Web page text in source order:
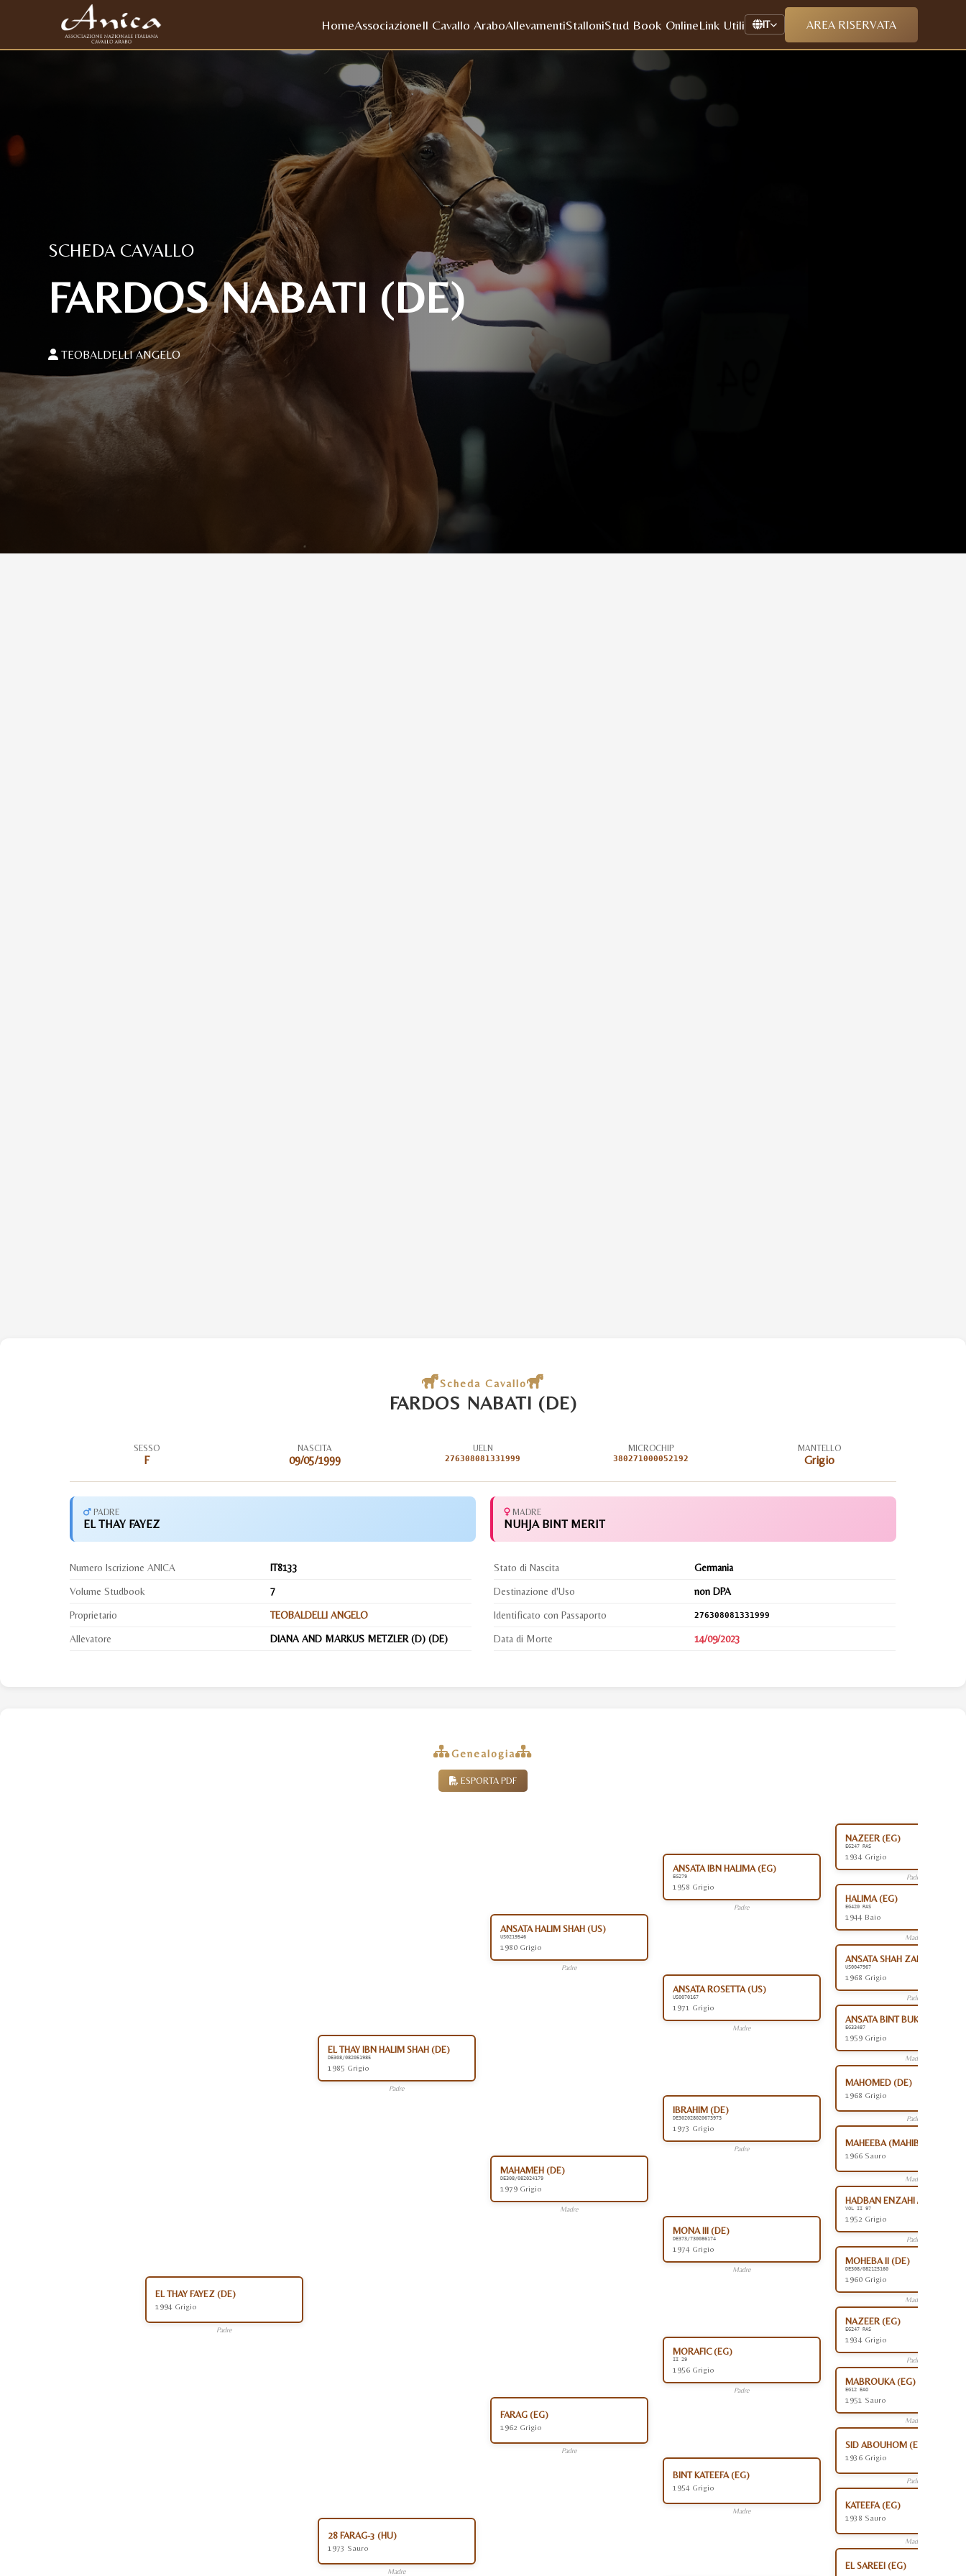
HomeAssociazioneIl Cavallo AraboAllevamentiStalloniStud Book OnlineLink Utili IT AREA RISERVATA
SCHEDA CAVALLO
FARDOS NABATI (DE)
TEOBALDELLI ANGELO
Scheda Cavallo
FARDOS NABATI (DE)
SESSO
F
NASCITA
09/05/1999
UELN
276308081331999
MICROCHIP
380271000052192
MANTELLO
Grigio
PADRE
EL THAY FAYEZ
MADRE
NUHJA BINT MERIT
Numero Iscrizione ANICA IT8133
Volume Studbook 7
Proprietario TEOBALDELLI ANGELO
Allevatore DIANA AND MARKUS METZLER (D) (DE)
Stato di Nascita Germania
Destinazione d'Uso non DPA
Identificato con Passaporto 276308081331999
Data di Morte 14/09/2023
Genealogia
ESPORTA PDF
EL THAY FAYEZ (DE)
1994 Grigio
Padre
EL THAY IBN HALIM SHAH (DE)
DE308/082051985
1985 Grigio
Padre
ANSATA HALIM SHAH (US)
US0219546
1980 Grigio
Padre
ANSATA IBN HALIMA (EG)
EG279
1958 Grigio
Padre
NAZEER (EG)
EG247 RAS
1934 Grigio
Padre
HALIMA (EG)
EG420 RAS
1944 Baio
Madre
ANSATA ROSETTA (US)
US0070167
1971 Grigio
Madre
ANSATA SHAH ZAMAN (US)
US0047967
1968 Grigio
Padre
ANSATA BINT BUKRA (EG)
EG33487
1959 Grigio
Madre
MAHAMEH (DE)
DE308/082024179
1979 Grigio
Madre
IBRAHIM (DE)
DE302028020673973
1973 Grigio
Padre
MAHOMED (DE)
1968 Grigio
Padre
MAHEEBA (MAHIBA) (EG)
1966 Sauro
Madre
MONA III (DE)
DE373/730086174
1974 Grigio
Madre
HADBAN ENZAHI /KAMEL
VOL II 97
1952 Grigio
Padre
MOHEBA II (DE)
DE308/082125160
1960 Grigio
Madre
28 FARAG-3 (HU)
1973 Sauro
Madre
FARAG (EG)
1962 Grigio
Padre
MORAFIC (EG)
II 29
1956 Grigio
Padre
NAZEER (EG)
EG247 RAS
1934 Grigio
Padre
MABROUKA (EG)
EG12 EAO
1951 Sauro
Madre
BINT KATEEFA (EG)
1954 Grigio
Madre
SID ABOUHOM (EG)
1936 Grigio
Padre
KATEEFA (EG)
1938 Sauro
Madre
EL SAREEI (EG)